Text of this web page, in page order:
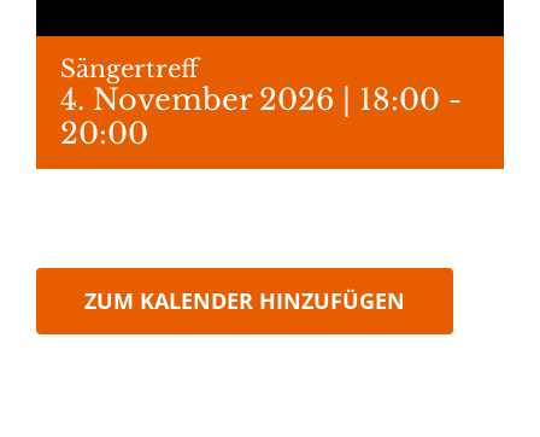
Sängertreff
4. November 2026 | 18:00 -
20:00
ZUM KALENDER HINZUFÜGEN